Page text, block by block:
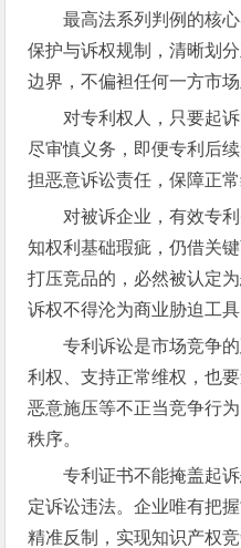
最高法系列判例的核
保护与诉权规制，清晰划
边界，不偏袒任何一方市场
对专利权人，只要起
尽审慎义务，即便专利后
担恶意诉讼责任，保障正常
对被诉企业，有效专
知权利基础瑕疵，仍借关
打压竞品的，必然被认定
诉权不得沦为商业胁迫工具
专利诉讼是市场竞争
利权、支持正常维权，也
恶意施压等不正当竞争行
秩序。
专利证书不能掩盖起
定诉讼违法。企业唯有把
精准反制，实现知识产权